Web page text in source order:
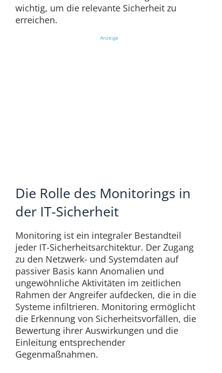
wichtig, um die relevante Sicherheit zu
erreichen.
Anzeige
Die Rolle des Monitorings in
der IT-Sicherheit
Monitoring ist ein integraler Bestandteil
jeder IT-Sicherheitsarchitektur. Der Zugang
zu den Netzwerk- und Systemdaten auf
passiver Basis kann Anomalien und
ungewöhnliche Aktivitäten im zeitlichen
Rahmen der Angreifer aufdecken, die in die
Systeme infiltrieren. Monitoring ermöglicht
die Erkennung von Sicherheitsvorfällen, die
Bewertung ihrer Auswirkungen und die
Einleitung entsprechender
Gegenmaßnahmen.